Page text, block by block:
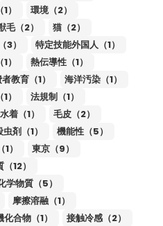
）
環境（2）
毛（2）
猫（2）
3）
特定技能外国人（1）
）
熱伝導性（1）
教育（1）
海洋汚染（1）
）
法規制（1）
水着（1）
毛皮（2）
虫剤（1）
機能性（5）
）
東京（9）
12）
学物質（5）
摩擦溶融（1）
合物（1）
接触冷感（2）